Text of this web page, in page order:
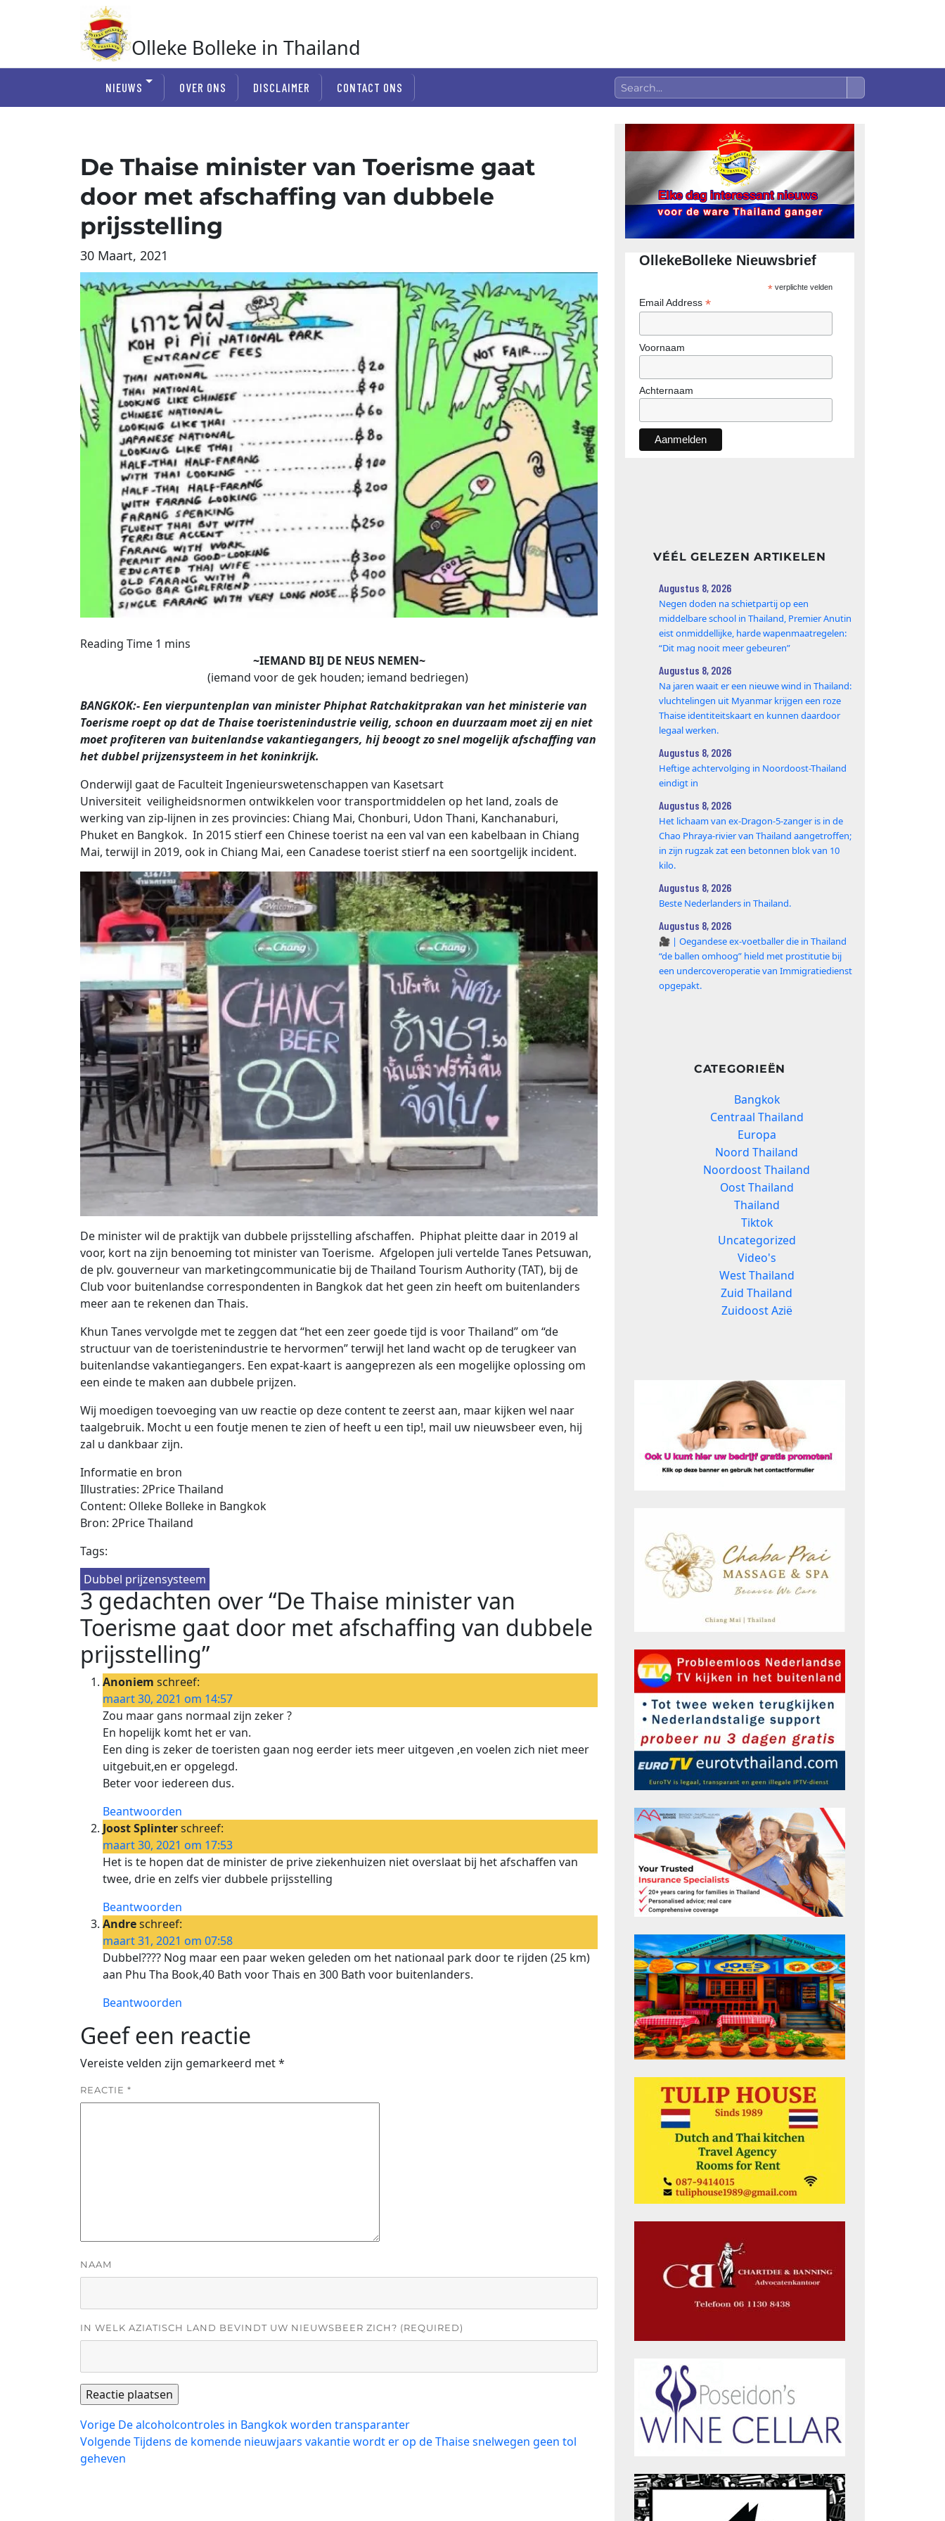
Olleke Bolleke in Thailand
NIEUWS OVER ONS DISCLAIMER CONTACT ONS
De Thaise minister van Toerisme gaat
door met afschaffing van dubbele
prijsstelling
30 Maart, 2021
~IEMAND BIJ DE NEUS NEMEN~
(iemand voor de gek houden; iemand bedriegen)
BANGKOK:- Een vierpuntenplan van minister Phiphat Ratchakitprakan van het ministerie van
Toerisme roept op dat de Thaise toeristenindustrie veilig, schoon en duurzaam moet zij en niet
moet profiteren van buitenlandse vakantiegangers, hij beoogt zo snel mogelijk afschaffing van
het dubbel prijzensysteem in het koninkrijk.
Onderwijl gaat de Faculteit Ingenieurswetenschappen van Kasetsart
Universiteit veiligheidsnormen ontwikkelen voor transportmiddelen op het land, zoals de
werking van zip-lijnen in zes provincies: Chiang Mai, Chonburi, Udon Thani, Kanchanaburi,
Phuket en Bangkok. In 2015 stierf een Chinese toerist na een val van een kabelbaan in Chiang
Mai, terwijl in 2019, ook in Chiang Mai, een Canadese toerist stierf na een soortgelijk incident.
De minister wil de praktijk van dubbele prijsstelling afschaffen. Phiphat pleitte daar in 2019 al
voor, kort na zijn benoeming tot minister van Toerisme. Afgelopen juli vertelde Tanes Petsuwan,
de plv. gouverneur van marketingcommunicatie bij de Thailand Tourism Authority (TAT), bij de
Club voor buitenlandse correspondenten in Bangkok dat het geen zin heeft om buitenlanders
meer aan te rekenen dan Thais.
Khun Tanes vervolgde met te zeggen dat “het een zeer goede tijd is voor Thailand” om “de
structuur van de toeristenindustrie te hervormen” terwijl het land wacht op de terugkeer van
buitenlandse vakantiegangers. Een expat-kaart is aangeprezen als een mogelijke oplossing om
een ​​einde te maken aan dubbele prijzen.
Wij moedigen toevoeging van uw reactie op deze content te zeerst aan, maar kijken wel naar
taalgebruik. Mocht u een foutje menen te zien of heeft u een tip!, mail uw nieuwsbeer even, hij
zal u dankbaar zijn.
Informatie en bron
Illustraties: 2Price Thailand
Content: Olleke Bolleke in Bangkok
Bron: 2Price Thailand
Tags:
Dubbel prijzensysteem
3 gedachten over “De Thaise minister van
Toerisme gaat door met afschaffing van dubbele
prijsstelling”
Anoniem schreef:
maart 30, 2021 om 14:57
Zou maar gans normaal zijn zeker ?
En hopelijk komt het er van.
Een ding is zeker de toeristen gaan nog eerder iets meer uitgeven ,en voelen zich niet meer
uitgebuit,en er opgelegd.
Beter voor iedereen dus.
Beantwoorden
Joost Splinterschreef:
maart 30, 2021 om 17:53
Het is te hopen dat de minister de prive ziekenhuizen niet overslaat bij het afschaffen van
twee, drie en zelfs vier dubbele prijsstelling
Beantwoorden
Andreschreef:
maart 31, 2021 om 07:58
Dubbel???? Nog maar een paar weken geleden om het nationaal park door te rijden (25 km)
aan Phu Tha Book,40 Bath voor Thais en 300 Bath voor buitenlanders.
Beantwoorden
Geef een reactie
Vereiste velden zijn gemarkeerd met*
REACTIE *
NAAM
IN WELK AZIATISCH LAND BEVINDT UW NIEUWSBEER ZICH? (REQUIRED)
Bericht
navigatie
Vorige Vorig
bericht:
De alcoholcontroles in Bangkok worden transparanter
VolgendeVolgend
Tijdens de komende nieuwjaars vakantie wordt er op de Thaise snelwegen geen tol
geheven
OllekeBolleke Nieuwsbrief
*verplichte velden
Email Address *
Voornaam
Achternaam
VÉÉL GELEZEN ARTIKELEN
Augustus 8, 2026
Negen doden na schietpartij op een
middelbare school in Thailand, Premier Anutin
eist onmiddellijke, harde wapenmaatregelen:
“Dit mag nooit meer gebeuren”
Augustus 8, 2026
Na jaren waait er een nieuwe wind in Thailand:
vluchtelingen uit Myanmar krijgen een roze
Thaise identiteitskaart en kunnen daardoor
legaal werken.
Augustus 8, 2026
Heftige achtervolging in Noordoost-Thailand
eindigt in
Augustus 8, 2026
Het lichaam van ex-Dragon‑5‑zanger is in de
Chao Phraya‑rivier van Thailand aangetroffen;
in zijn rugzak zat een betonnen blok van 10
kilo.
Augustus 8, 2026
Beste Nederlanders in Thailand.
Augustus 8, 2026
🎥 | Oegandese ex-voetballer die in Thailand
“de ballen omhoog” hield met prostitutie bij
een undercoveroperatie van Immigratiedienst
opgepakt.
CATEGORIEËN
Bangkok
Centraal Thailand
Europa
Noord Thailand
Noordoost Thailand
Oost Thailand
Thailand
Tiktok
Uncategorized
Video's
West Thailand
Zuid Thailand
Zuidoost Azië